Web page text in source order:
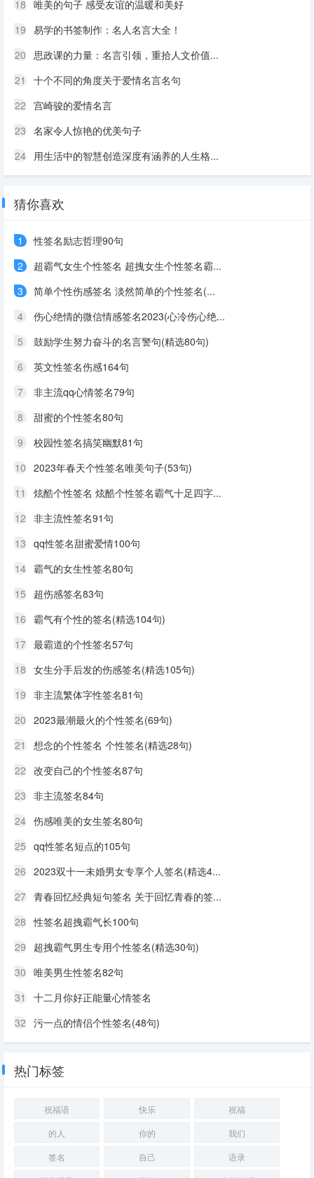
18 唯美的句子 感受友谊的温暖和美好
19 易学的书签制作：名人名言大全！
20 思政课的力量：名言引领，重拾人文价值...
21
十个不同的角度关于爱情名言名句
22 宫崎骏的爱情名言
23 名家令人惊艳的优美句子
24 用生活中的智慧创造深度有涵养的人生格...
猜你喜欢
1
性签名励志哲理90句
2
超霸气女生个性签名 超拽女生个性签名霸...
3
简单个性伤感签名 淡然简单的个性签名(...
4
伤心绝情的微信情感签名2023(心冷伤心绝...
5
鼓励学生努力奋斗的名言警句(精选80句)
6
英文性签名伤感164句
7
非主流qq心情签名79句
8
甜蜜的个性签名80句
9
校园性签名搞笑幽默81句
10 2023年春天个性签名唯美句子(53句)
11
炫酷个性签名 炫酷个性签名霸气十足四字...
12 非主流性签名91句
13 qq性签名甜蜜爱情100句
14 霸气的女生性签名80句
15 超伤感签名83句
16 霸气有个性的签名(精选104句)
17 最霸道的个性签名57句
18 女生分手后发的伤感签名(精选105句)
19 非主流繁体字性签名81句
20 2023最潮最火的个性签名(69句)
21
想念的个性签名 个性签名(精选28句)
22 改变自己的个性签名87句
23 非主流签名84句
24 伤感唯美的女生签名80句
25 qq性签名短点的105句
26 2023双十一未婚男女专享个人签名(精选4...
27 青春回忆经典短句签名 关于回忆青春的签...
28 性签名超拽霸气长100句
29 超拽霸气男生专用个性签名(精选30句)
30 唯美男生性签名82句
31
十二月你好正能量心情签名
32 污一点的情侣个性签名(48句)
热门标签
祝福语 快乐
祝福
的人
你的
我们
签名
自己
语录